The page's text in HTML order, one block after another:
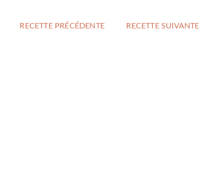
RECETTE PRÉCÉDENTE RECETTE SUIVANTE